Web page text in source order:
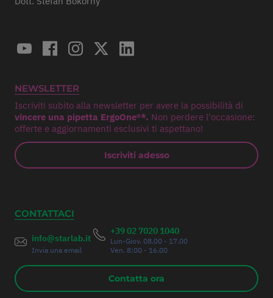
NEWSLETTER
Iscriviti subito alla newsletter per avere la possibilità di
vincere una pipetta ErgoOne®*. Non perdere l'occasione:
offerte e aggiornamenti esclusivi ti aspettano!
Iscriviti adesso
CONTATTACI
info@starlab.it
Invia una email
+39 02 7020 1040
Lun-Giov. 08.00 - 17.00
Ven. 8:00 - 16.00
Contatta ora